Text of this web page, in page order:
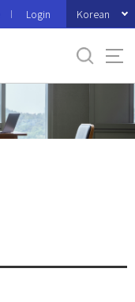
Login Korean